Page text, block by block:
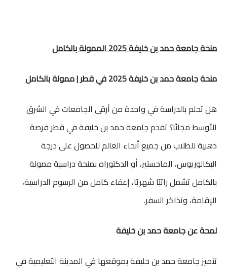
منحة جامعة حمد بن خليفة 2025 الممولة بالكامل
منحة جامعة حمد بن خليفة 2025 في قطر | ممولة بالكامل
هل تحلم بالدراسة في واحدة من أرقى الجامعات في الشرق
الأوسط مجانًا؟ تقدم جامعة حمد بن خليفة في قطر فرصة
ذهبية للطلاب من جميع أنحاء العالم للحصول على درجة
البكالوريوس، الماجستير، أو الدكتوراه بمنحة دراسية ممولة
بالكامل تشمل راتبًا شهريًا، إعفاء كامل من الرسوم الدراسية،
الإقامة، وتذاكر السفر.
لمحة عن جامعة حمد بن خليفة
تتميز جامعة حمد بن خليفة بموقعها في المدينة التعليمية في